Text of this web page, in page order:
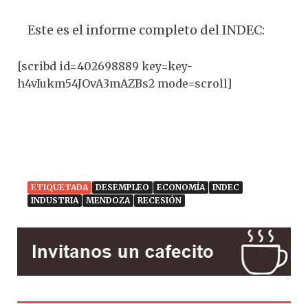
Este es el informe completo del INDEC:
[scribd id=402698889 key=key-
h4vIukm54JOvA3mAZBs2 mode=scroll]
ETIQUETADA DESEMPLEO ECONOMÍA
INDEC
INDUSTRIA
MENDOZA RECESIÓN